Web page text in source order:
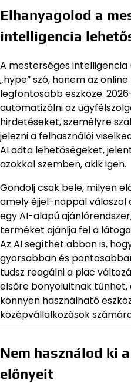
Elhanyagolod a
intelligencia
A mesterséges
„hype” szó, hanem az
legfontosabb eszköze.
automatizálni az
hirdetéseket, személyre
jelezni a felhasználói
AI adta lehetőségeket,
azokkal szemben, akik igen.
Gondolj csak bele, milyen
amely éjjel-nappal válaszol
egy AI-alapú
terméket ajánlja fel a
Az AI segíthet abban is,
gyorsabban és
tudsz reagálni a piac
elsőre bonyolultnak
könnyen használható
középvállalkozások
Nem használod ki
előnyeit